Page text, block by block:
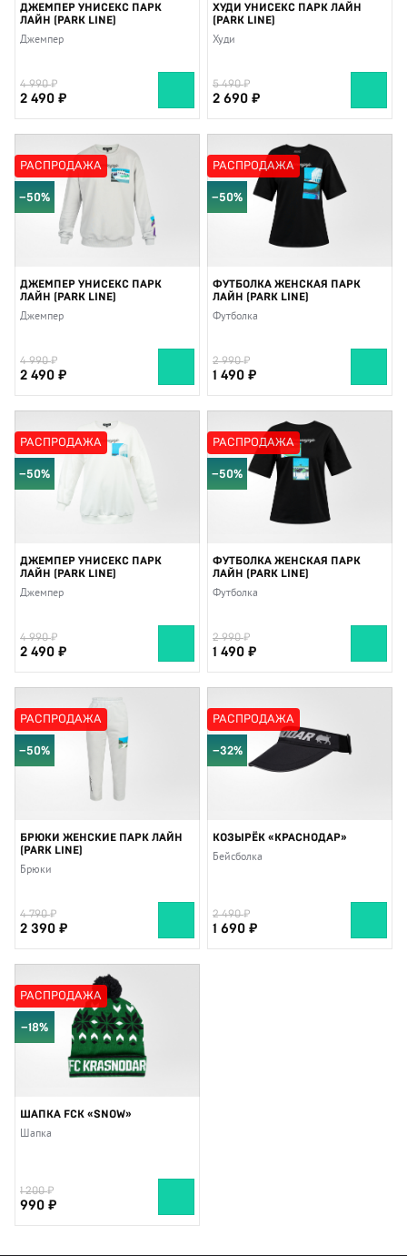
ДЖЕМПЕР УНИСЕКС ПАРК
ЛАЙН (PARK LINE)
Джемпер
4 990
2 490
ХУДИ УНИСЕКС ПАРК ЛАЙН
(PARK LINE)
Худи
5 490
2 690
РАСПРОДАЖА
−50%
ДЖЕМПЕР УНИСЕКС ПАРК
ЛАЙН (PARK LINE)
Джемпер
4 990
2 490
РАСПРОДАЖА
−50%
ФУТБОЛКА ЖЕНСКАЯ ПАРК
ЛАЙН (PARK LINE)
Футболка
2 990
1 490
РАСПРОДАЖА
−50%
ДЖЕМПЕР УНИСЕКС ПАРК
ЛАЙН (PARK LINE)
Джемпер
4 990
2 490
РАСПРОДАЖА
−50%
ФУТБОЛКА ЖЕНСКАЯ ПАРК
ЛАЙН (PARK LINE)
Футболка
2 990
1 490
РАСПРОДАЖА
−50%
БРЮКИ ЖЕНСКИЕ ПАРК ЛАЙН
(PARK LINE)
Брюки
4 790
2 390
РАСПРОДАЖА
−32%
КОЗЫРЁК «КРАСНОДАР»
Бейсболка
2 490
1 690
РАСПРОДАЖА
−18%
ШАПКА FCK «SNOW»
Шапка
1 200
990